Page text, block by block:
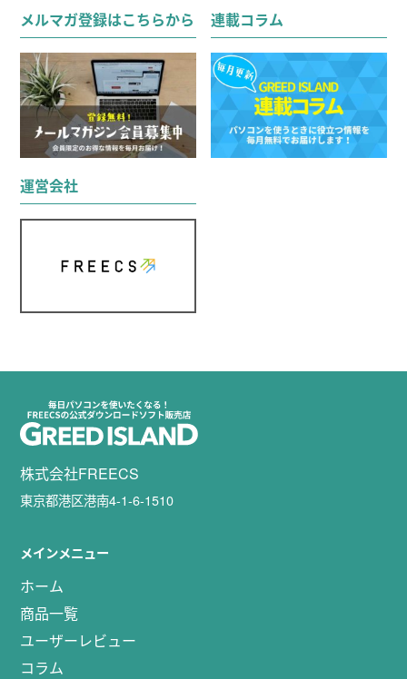
象:
メルマガ登録はこちらから
連載コラム
運営会社
株式会社FREECS
東京都港区港南4-1-6-1510
メインメニュー
ホーム
商品一覧
ユーザーレビュー
コラム